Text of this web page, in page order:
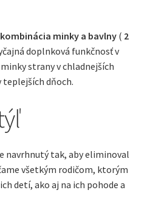
kombinácia minky a bavlny( 2
doplnková funkčnosť v
strany v chladnejších
teplejších dňoch.
navrhnutý tak, aby eliminoval
všetkým rodičom, ktorým
detí, ako aj na ich pohode a